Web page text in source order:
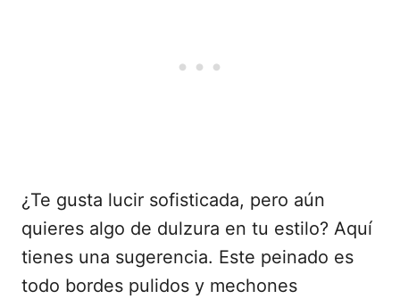
¿Te gusta lucir sofisticada, pero aún
quieres algo de dulzura en tu estilo? Aquí
tienes una sugerencia. Este peinado es
todo bordes pulidos y mechones